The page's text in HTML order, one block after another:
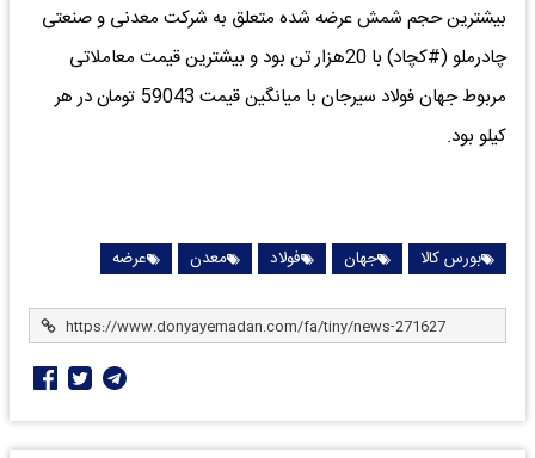
بیشترین حجم شمش عرضه شده متعلق به شرکت معدنی و صنعتی
چادرملو (#کچاد) با 20هزار تن بود و بیشترین قیمت معاملاتی
مربوط جهان فولاد سیرجان با میانگین قیمت 59043 تومان در هر
کیلو بود.
بورس کالا جهان فولاد معدن عرضه